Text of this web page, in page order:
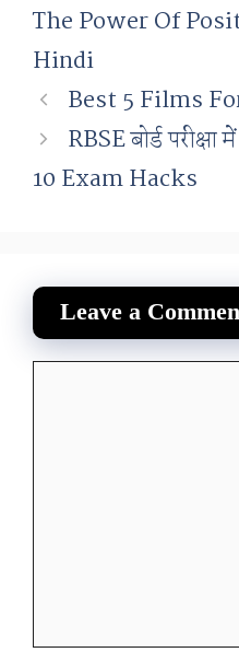
The Power Of
Hindi
Best 5 Films
RBSE बोर्ड
10 Exam Hacks
Leave a